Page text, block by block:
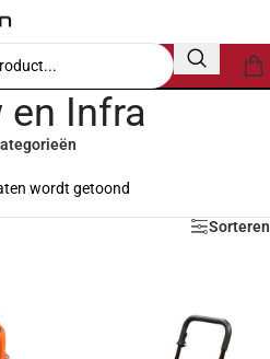
en Infra
wordt getoond
Sorteren